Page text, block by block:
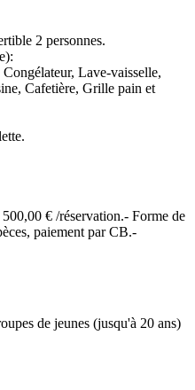
2 personnes.
Lave-vaisselle,
Cafetière, Grille pain et
€ /réservation.- Forme de
paiement par CB.-
de jeunes (jusqu'à 20 ans)